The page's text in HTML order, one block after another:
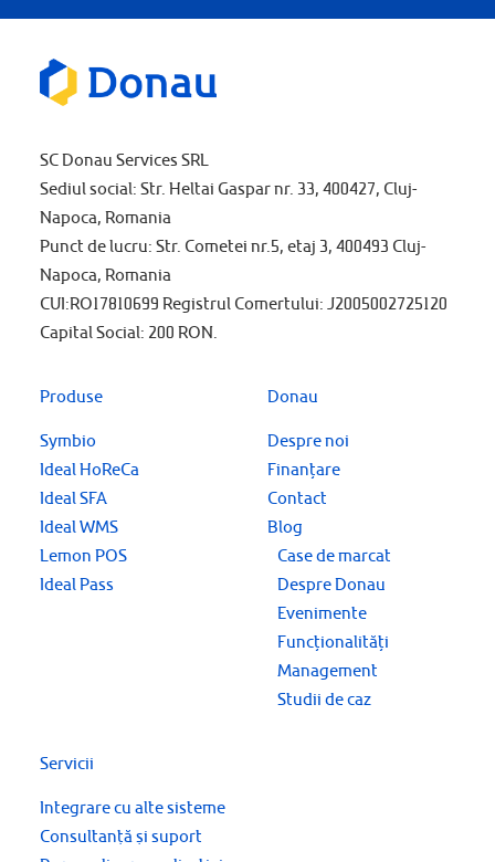
SC Donau Services SRL
Sediul social: Str. Heltai Gaspar nr. 33, 400427, Cluj-
Napoca, Romania
Punct de lucru: Str. Cometei nr.5, etaj 3, 400493 Cluj-
Napoca, Romania
CUI:RO17810699 Registrul Comertului: J2005002725120
Capital Social: 200 RON.
Produse
Symbio
Ideal HoReCa
Ideal SFA
Ideal WMS
Lemon POS
Ideal Pass
Donau
Despre noi
Finanțare
Contact
Blog
Case de marcat
Despre Donau
Evenimente
Funcționalități
Management
Studii de caz
Servicii
Integrare cu alte sisteme
Consultanţă şi suport